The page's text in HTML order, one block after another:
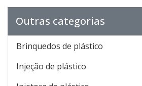
Outras categorias
Brinquedos de plástico
Injeção de plástico